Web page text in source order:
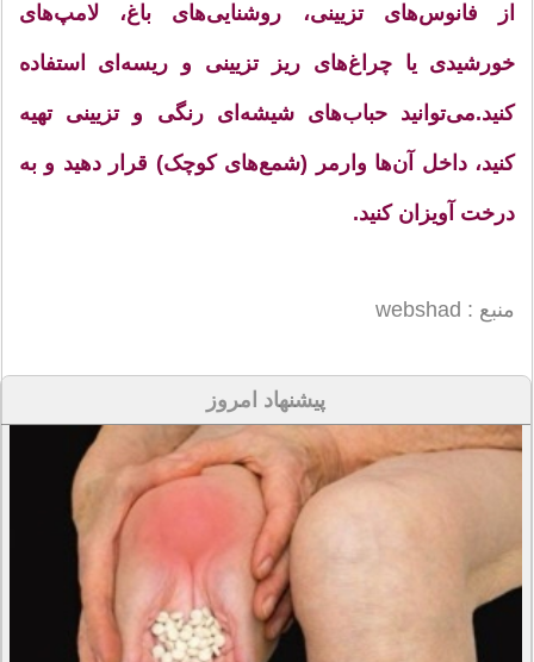
از فانوس‌های تزیینی، روشنایی‌های باغ، لامپ‌های
خورشیدی یا چراغ‌های ریز تزیینی و ریسه‌ای استفاده
کنید.می‌توانید حباب‌های شیشه‌ای رنگی و تزیینی تهیه
کنید، داخل آن‌ها وارمر (شمع‌های کوچک) قرار دهید و به
درخت آویزان کنید.
منبع : webshad
پیشنهاد امروز